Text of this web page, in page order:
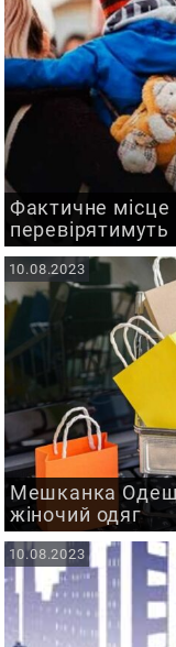
Фактичне
перевірятимуть
Мешканка
жіночий одяг
10.08.2023
10.08.2023